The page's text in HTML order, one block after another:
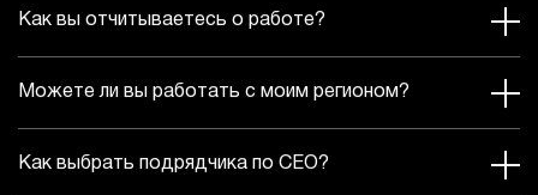
Как вы отчитываетесь о работе?
Можете ли вы работать с моим регионом?
Как выбрать подрядчика по СЕО?